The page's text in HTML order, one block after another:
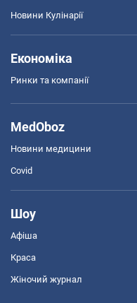
Новини Кулінарії
Економіка
Ринки та компанії
MedOboz
Новини медицини
Covid
Шоу
Афіша
Краса
Жіночий журнал